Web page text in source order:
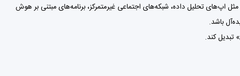
اپ‌های تحلیل داده، شبکه‌های اجتماعی غیرمتمرکز، برنامه‌های مبتنی بر هوش